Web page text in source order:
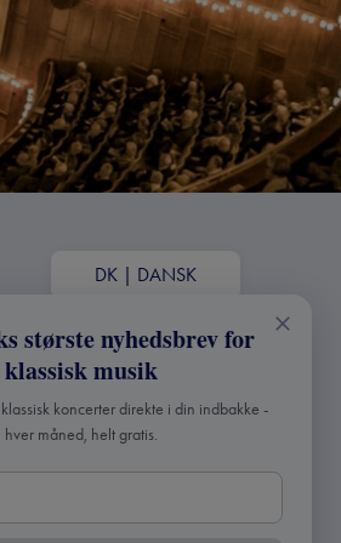
DK | DANSK
største nyhedsbrev for
klassisk musik
koncerter direkte i din indbakke -
hver måned, helt gratis.